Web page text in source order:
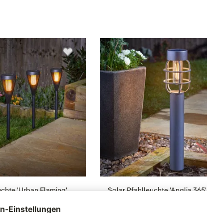
'Urban Flaming',
Solar Pfahlleuchte 'Anglia 365',